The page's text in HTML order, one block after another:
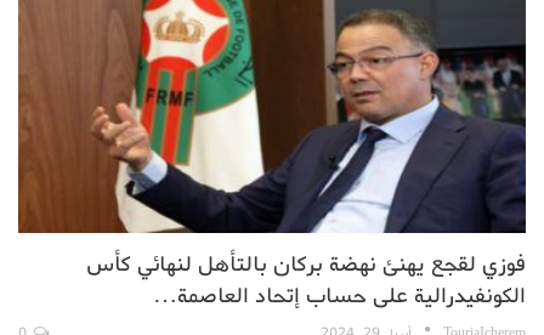
فوزي لقجع يهنئ نهضة بركان بالتأهل لنهائي كأس
الكونفيدرالية على حساب إتحاد العاصمة…